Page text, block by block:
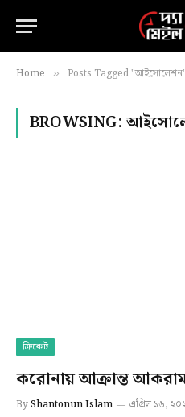
Home » Posts Tagged "আইসোলেশন"
BROWSING:
ক্রিকেট
করোনায় আক্রান্ত আকরাম
ByShantonun Islam এপ্রিল ১৬,